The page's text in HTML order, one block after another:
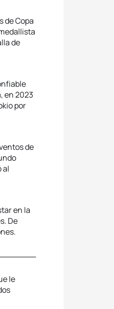
de Copa
de
en 2023
por
de
al
en la
De
le